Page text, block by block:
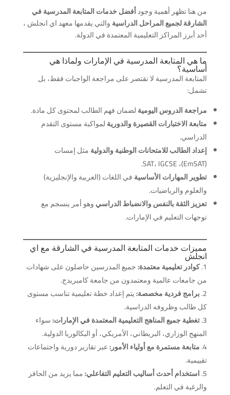
من هنا تظهر أهمية وجودأفضل خدمات المتابعة المدرسية في
الشارقة لجميع المراحل الدراسيةوالتي يقدمها معهد اي انجلش ،
أحد أبرز المراكز التعليمية المعتمدة في الدولة.
ما هي المتابعة المدرسية في الإمارات ولماذا هي
أساسية؟
المتابعة المدرسية لا تقتصر على مراجعة الواجبات فقط، بل
تشمل:
مراجعة الدروس اليوميةلضمان فهم الطالب لمحتوى كل مادة.
متابعة الاختبارات القصيرة والدوريةلمواكبة مستوى التقدم
الدراسي.
إعداد الطالب للامتحانات الوطنية والدوليةمثل إمسات
(EmSAT)، SAT، IGCSE.
تطوير المهارات الأساسيةفي اللغات (العربية والإنجليزية)
والعلوم والرياضيات.
تعزيز الثقة بالنفس والانضباط الدراسيوهو أمر ينسجم مع
توجهات التعليم في الإمارات.
مميزات خدمات المتابعة المدرسية في الشارقة مع اي
انجلش
كوادر تعليمية معتمدة:جميع المدرسين حاصلون على شهادات
من جامعات عالمية ومعتمدون من جامعة كامبريدج.
برامج فردية مخصصة:يتم إعداد خطة تعليمية تناسب مستوى
كل طالب وظروفه الدراسية.
تغطية جميع المناهج التعليمية المعتمدة في الإمارات:سواء
المنهج الوزاري، البريطاني، الأمريكي، أو البكالوريا الدولية.
متابعة مستمرة مع أولياء الأمور:عبر تقارير دورية واجتماعات
تقييمية.
استخدام أحدث أساليب التعليم التفاعلي:مما يزيد من الحافز
والرغبة في التعلم.